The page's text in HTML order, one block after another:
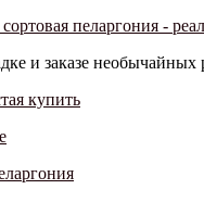
пеларгония -
и заказе необычайных
купить